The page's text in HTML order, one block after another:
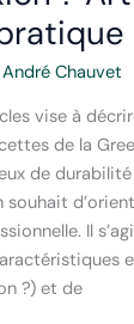
André Chauvet
vise à
de la
de
souhait
Il
?) et de